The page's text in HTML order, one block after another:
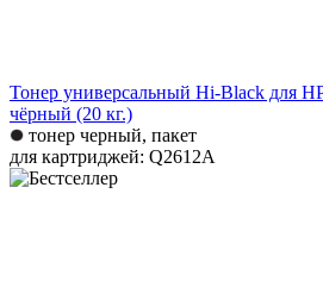
Тонер универсальный Hi-Black для
чёрный (20 кг.)
тонер черный, пакет
для картриджей: Q2612A